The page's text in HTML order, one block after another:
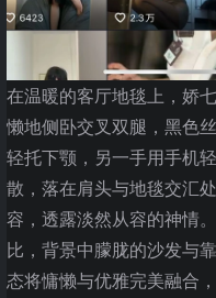
在温暖的客厅地毯上，娇
懒地侧卧交叉双腿，黑色
轻托下颚，另一手用手机
散，落在肩头与地毯交汇
容，透露淡然从容的神情
比，背景中朦胧的沙发与
态将慵懒与优雅完美融合